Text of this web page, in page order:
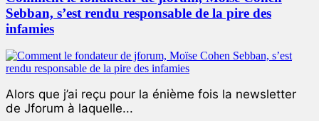
Sebban, s’est rendu responsable de la pire des
infamies
Alors que j’ai reçu pour la énième fois la newsletter
de Jforum à laquelle...